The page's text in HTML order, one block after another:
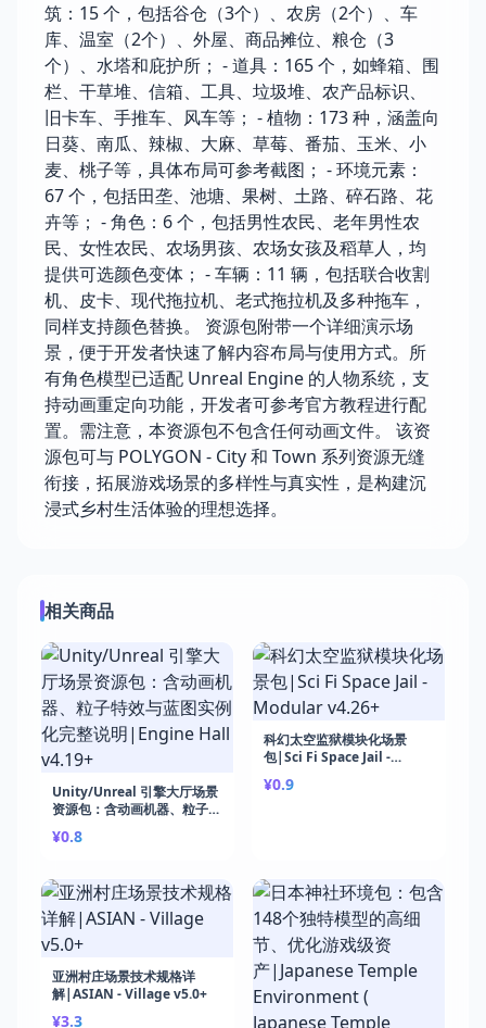
筑：15 个，包括谷仓（3个）、农房（2个）、车
库、温室（2个）、外屋、商品摊位、粮仓（3
个）、水塔和庇护所； - 道具：165 个，如蜂箱、围
栏、干草堆、信箱、工具、垃圾堆、农产品标识、
旧卡车、手推车、风车等； - 植物：173 种，涵盖向
日葵、南瓜、辣椒、大麻、草莓、番茄、玉米、小
麦、桃子等，具体布局可参考截图； - 环境元素：
67 个，包括田垄、池塘、果树、土路、碎石路、花
卉等； - 角色：6 个，包括男性农民、老年男性农
民、女性农民、农场男孩、农场女孩及稻草人，均
提供可选颜色变体； - 车辆：11 辆，包括联合收割
机、皮卡、现代拖拉机、老式拖拉机及多种拖车，
同样支持颜色替换。 资源包附带一个详细演示场
景，便于开发者快速了解内容布局与使用方式。所
有角色模型已适配 Unreal Engine 的人物系统，支
持动画重定向功能，开发者可参考官方教程进行配
置。需注意，本资源包不包含任何动画文件。 该资
源包可与 POLYGON - City 和 Town 系列资源无缝
衔接，拓展游戏场景的多样性与真实性，是构建沉
浸式乡村生活体验的理想选择。
相关商品
Unity/Unreal 引擎大厅场景
资源包：含动画机器、粒子特
明|Engine Hall v4.19+
¥0.8
科幻太空监狱模块化场景
包|Sci Fi Space Jail -
¥0.9
亚洲村庄场景技术规格详
解|ASIAN - Village v5.0+
¥3.3